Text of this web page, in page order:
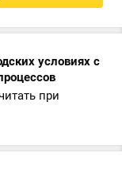
условиях с
при